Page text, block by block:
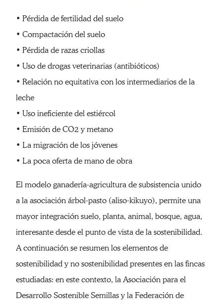
• Pérdida de fertilidad del suelo
• Compactación del suelo
• Pérdida de razas criollas
• Uso de drogas veterinarias (antibióticos)
• Relación no equitativa con los intermediarios de la
leche
• Uso ineficiente del estiércol
• Emisión de CO2 y metano
• La migración de los jóvenes
• La poca oferta de mano de obra
El modelo ganadería-agricultura de subsistencia unido
a la asociación árbol-pasto (aliso-kikuyo), permite una
mayor integración suelo, planta, animal, bosque, agua,
interesante desde el punto de vista de la sostenibilidad.
A continuación se resumen los elementos de
sostenibilidad y no sostenibilidad presentes en las fincas
estudiadas: en este contexto, la Asociación para el
Desarrollo Sostenible Semillas y la Federación de